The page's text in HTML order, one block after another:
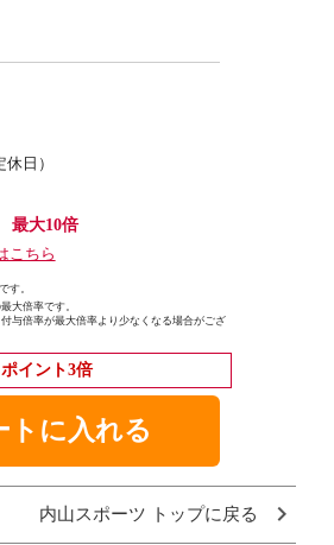
日）
最大10倍
こちら
す。
大倍率です。
与倍率が最大倍率より少なくなる場合がござ
イント3倍
トに入れる
内山スポーツ トップに戻る